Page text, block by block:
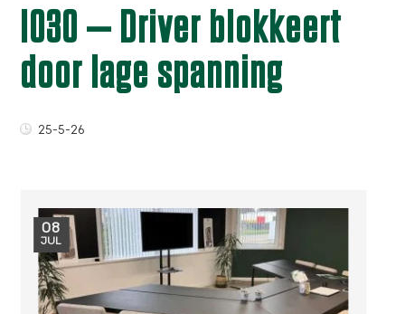
I030 – Driver blokkeert
door lage spanning
25-5-26
08
JUL